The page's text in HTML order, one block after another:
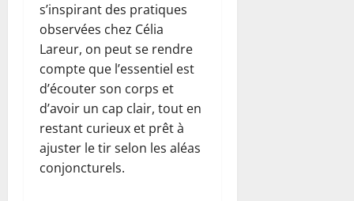
s’inspirant des pratiques
observées chez Célia
Lareur, on peut se rendre
compte que l’essentiel est
d’écouter son corps et
d’avoir un cap clair, tout en
restant curieux et prêt à
ajuster le tir selon les aléas
conjoncturels.